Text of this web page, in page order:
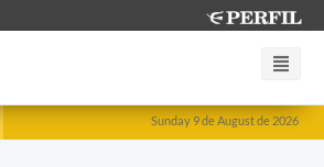
Sunday 9 de August de 2026